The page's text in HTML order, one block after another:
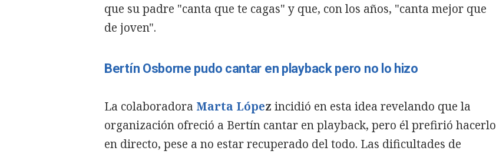
que su padre "canta que te cagas" y que, con los años, "canta mejor que
de joven".
Bertín Osborne pudo cantar en playback pero no lo hizo
La colaboradora Marta López incidió en esta idea revelando que la
organización ofreció a Bertín cantar en playback, pero él prefirió hacerlo
en directo, pese a no estar recuperado del todo. Las dificultades de